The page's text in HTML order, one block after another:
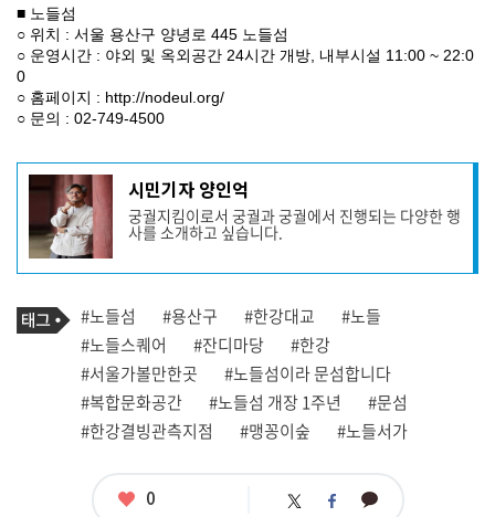
■ 노들섬
○ 위치 : 서울 용산구 양녕로 445 노들섬
○ 운영시간 : 야외 및 옥외공간 24시간 개방, 내부시설 11:00 ~ 22:0
0
○ 홈페이지 : http://nodeul.org/
○ 문의 : 02-749-4500
기
사
작
성
자
프
필
시민기자 양인억
궁궐지킴이로서 궁궐과 궁궐에서 진행되는 다양한 행
사를 소개하고 싶습니다.
기
사
관
련
태
그
태
그
#노들섬 #용산구 #한강대교
#노들
#노들스퀘어
#잔디마당
#한강
#서울가볼만한곳
#노들섬이라 문섬합니다
#복합문화공간
#노들섬 개장 1주년
#문섬
#한강결빙관측지점
#맹꽁이숲 #노들서가
좋
0 트 페 카